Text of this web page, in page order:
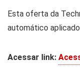
Esta oferta da
automático
Acessar link: